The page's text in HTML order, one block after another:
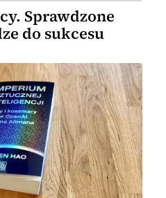
Sprawdzone
do sukcesu